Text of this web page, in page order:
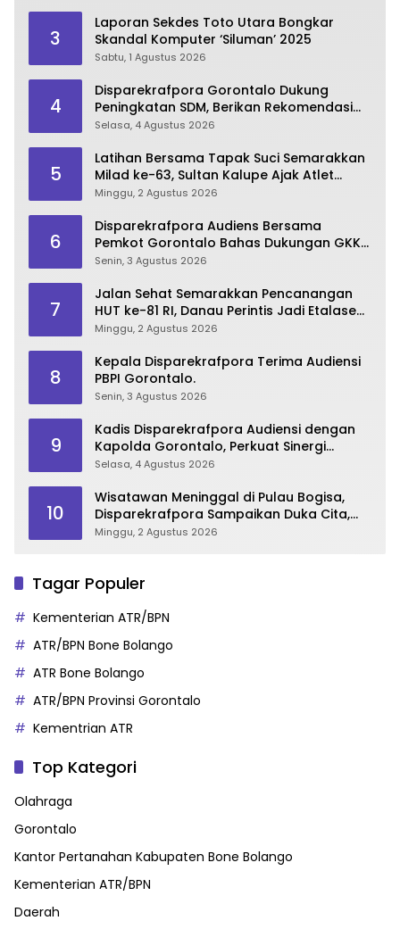
3
Laporan Sekdes Toto Utara Bongkar
Skandal Komputer ‘Siluman’ 2025
Sabtu, 1 Agustus 2026
4
Disparekrafpora Gorontalo Dukung
Peningkatan SDM, Berikan Rekomendasi
Studi S3 bagi Pegawai
Selasa, 4 Agustus 2026
5
Latihan Bersama Tapak Suci Semarakkan
Milad ke-63, Sultan Kalupe Ajak Atlet
Lestarikan Budaya Bela Diri
Minggu, 2 Agustus 2026
6
Disparekrafpora Audiens Bersama
Pemkot Gorontalo Bahas Dukungan GKK
2026
Senin, 3 Agustus 2026
7
Jalan Sehat Semarakkan Pencanangan
HUT ke-81 RI, Danau Perintis Jadi Etalase
Wisata Gorontalo
Minggu, 2 Agustus 2026
8
Kepala Disparekrafpora Terima Audiensi
PBPI Gorontalo.
Senin, 3 Agustus 2026
9
Kadis Disparekrafpora Audiensi dengan
Kapolda Gorontalo, Perkuat Sinergi
Sukseskan Gorontalo Karnaval Karawo
Selasa, 4 Agustus 2026
10
Wisatawan Meninggal di Pulau Bogisa,
Disparekrafpora Sampaikan Duka Cita,
Imbau Utamakan Keselamatan
Minggu, 2 Agustus 2026
Tagar Populer
Kementerian ATR/BPN
ATR/BPN Bone Bolango
ATR Bone Bolango
ATR/BPN Provinsi Gorontalo
Kementrian ATR
Top Kategori
Olahraga
Gorontalo
Kantor Pertanahan Kabupaten Bone Bolango
Kementerian ATR/BPN
Daerah